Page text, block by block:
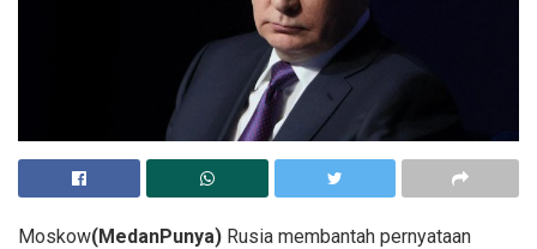
Moskow(MedanPunya) Rusia membantah pernyataan